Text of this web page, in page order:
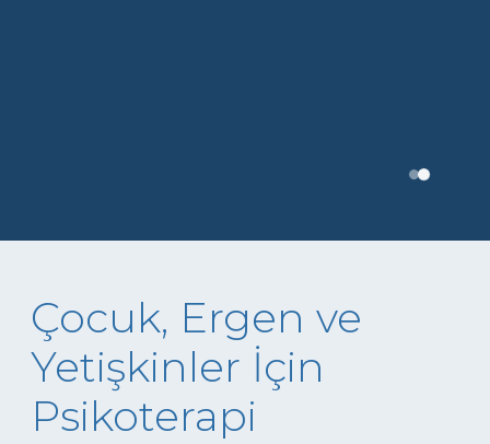
Çocuk, Ergen ve
Yetişkinler İçin
Psikoterapi